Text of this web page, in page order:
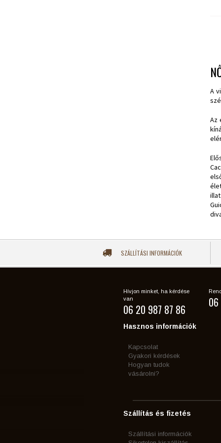
A
Az
SZÁLLÍTÁSI INFORMÁCIÓK
Hívjon minket, ha kérdése
van
06 20 987 87 86
Hasznos információk
Kapcsolat
Gyakori kérdések
Hogyan tudok
vásárolni?
Szállítás és fizetés
Szállítási információk